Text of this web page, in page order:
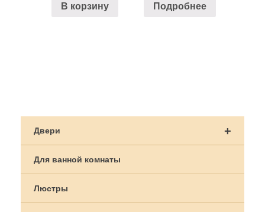
В корзину Подробнее
по
записям
+
Двери
Для ванной комнаты
Люстры